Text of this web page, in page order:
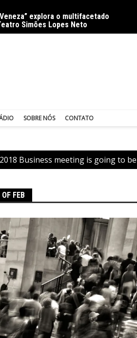
explora o multifacetado
Simões Lopes Neto
SOBRE NÓS CONTATO
2018 Business meeting is going to
FEB